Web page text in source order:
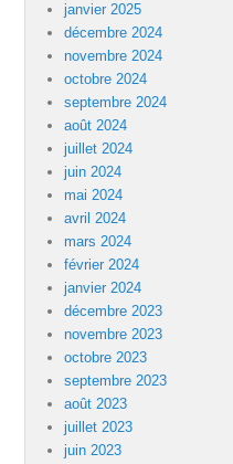
janvier 2025
décembre 2024
novembre 2024
octobre 2024
septembre 2024
août 2024
juillet 2024
juin 2024
mai 2024
avril 2024
mars 2024
février 2024
janvier 2024
décembre 2023
novembre 2023
octobre 2023
septembre 2023
août 2023
juillet 2023
juin 2023